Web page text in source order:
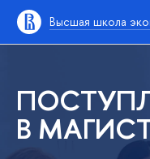
Высшая школа
В